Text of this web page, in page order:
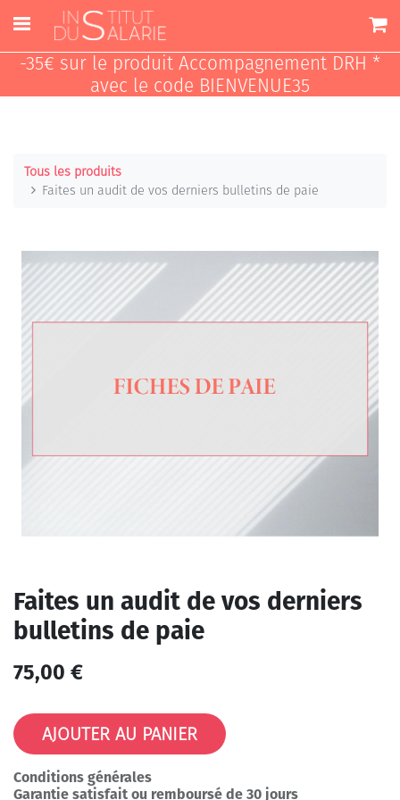
-35€ sur le produit Accompagnement DRH *
avec le code BIENVENUE35
Tous les produits
Faites un audit de vos derniers bulletins de paie
Faites un audit de vos derniers
bulletins de paie
75,00 €
AJOUTER AU PANIER
Conditions générales
Garantie satisfait ou remboursé de 30 jours